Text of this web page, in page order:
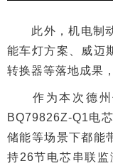
此外，机电制动
能车灯方案、威迈
转换器等落地成果
作为本次德州
BQ79826Z-Q1电
储能等场景下都能
持26节电芯串联